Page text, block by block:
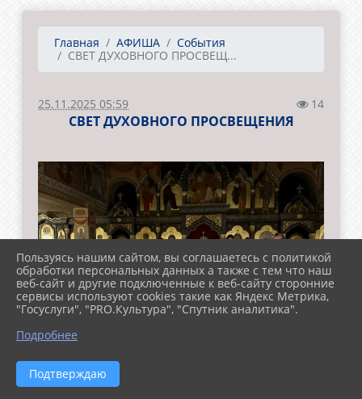
Главная АФИША
События
СВЕТ ДУХОВНОГО ПРОСВЕЩ...
25.11.2025 05:59 14
СВЕТ ДУХОВНОГО ПРОСВЕЩЕНИЯ
Пользуясь нашим сайтом, вы соглашаетесь с политикой
обработки персональных данных а также с тем что наш
веб-сайт и другие подключенные к веб-сайту сторонние
сервисы используют cookies такие как Яндекс Метрика,
"Госуслуги", "PRO.Культура", "Спутник аналитика".
Подробнее
Подтверждаю